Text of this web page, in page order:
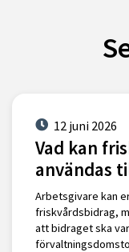
12 juni 2026
Vad kan
användas
Arbetsgivare kan
friskvårdsbidrag,
att bidraget ska